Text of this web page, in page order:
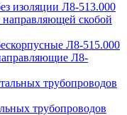
изоляции Л8-513.000
скобой
Л8-515.000
Л8-
трубопроводов
трубопроводов